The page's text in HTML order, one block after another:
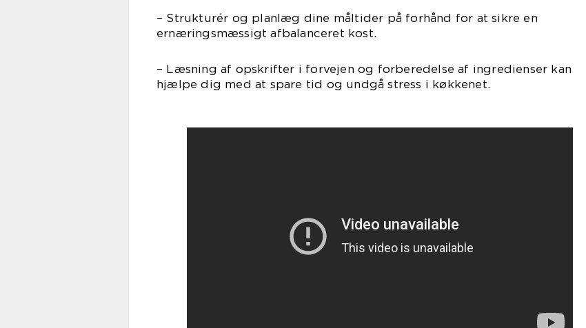
– Strukturér og planlæg dine måltider på forhånd for at sikre en
ernæringsmæssigt afbalanceret kost.
– Læsning af opskrifter i forvejen og forberedelse af ingredienser kan
hjælpe dig med at spare tid og undgå stress i køkkenet.